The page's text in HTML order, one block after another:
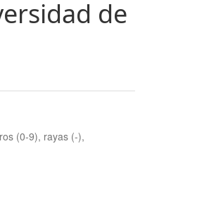
de
(0-9), rayas (-),